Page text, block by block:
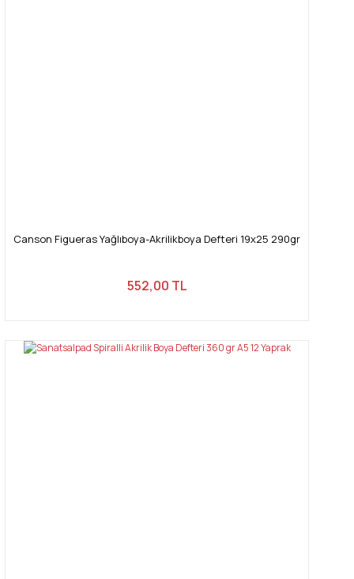
Canson Figueras Yağlıboya-Akrilikboya Defteri 19x25 290gr
552,00 TL